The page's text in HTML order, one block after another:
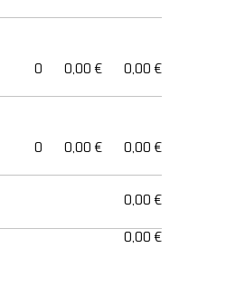
0
0,00 € 0,00 €
0
0,00 € 0,00 €
0,00 €
0,00 €